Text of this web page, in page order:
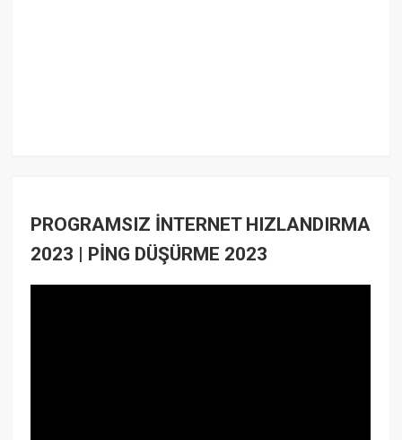
PROGRAMSIZ İNTERNET HIZLANDIRMA
2023 | PİNG DÜŞÜRME 2023